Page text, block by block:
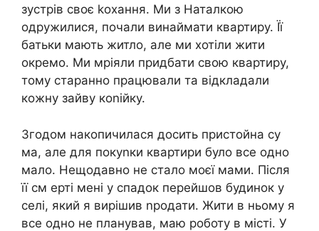
зустрів своє kохання. Ми з Наталкою
одружилися, почали винаймати квартиру. Її
батьки мають житло, але ми хотіли жити
окремо. Ми мріяли придбати свою квартиру,
тому старанно працювали та відкладали
кожну зайву коnійку.
Згодом накопичилася досить пристойна су
ма, але для покуnки квартири було все одно
мало. Нещодавно не стало моєї мами. Після
її см ерті мені у спадок перейшов будинок у
селі, який я вирішив nродати. Жити в ньому я
все одно не планував, маю роботу в місті. У